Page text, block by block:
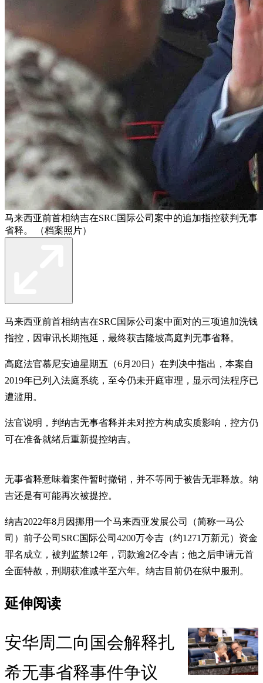
马来西亚前首相纳吉在SRC国际公司案中的追加指控获判无事
省释。 （档案照片）
马来西亚前首相纳吉在SRC国际公司案中面对的三项追加洗钱
指控，因审讯长期拖延，最终获吉隆坡高庭判无事省释。
高庭法官慕尼安迪星期五（6月20日）在判决中指出，本案自
2019年已列入法庭系统，至今仍未开庭审理，显示司法程序已
遭滥用。
法官说明，判纳吉无事省释并未对控方构成实质影响，控方仍
可在准备就绪后重新提控纳吉。
无事省释意味着案件暂时撤销，并不等同于被告无罪释放。纳
吉还是有可能再次被提控。
纳吉2022年8月因挪用一个马来西亚发展公司（简称一马公
司）前子公司SRC国际公司4200万令吉（约1271万新元）资金
罪名成立，被判监禁12年，罚款逾2亿令吉；他之后申请元首
全面特赦，刑期获准减半至六年。纳吉目前仍在狱中服刑。
延伸阅读
安华周二向国会解释扎
希无事省释事件争议